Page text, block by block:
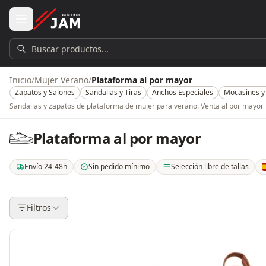
Ir al contenido principal
Buscar productos...
Inicio/Mujer Verano/Plataforma al por mayor
Zapatos y Salones Sandalias y Tiras Anchos Especiales Mocasines
Sandalias y zapatos de plataforma de mujer para verano. Venta al por
Plataforma al por mayor
Envío 24-48h
. Envío en 24-48 horas a península (España). 3-5 días en el resto de la
Sin pedido mínimo
. Sin pedido mínimo de unidades ni de importe.
Selección libre de tallas
. Eliges qué modelos, colores .
Filtros